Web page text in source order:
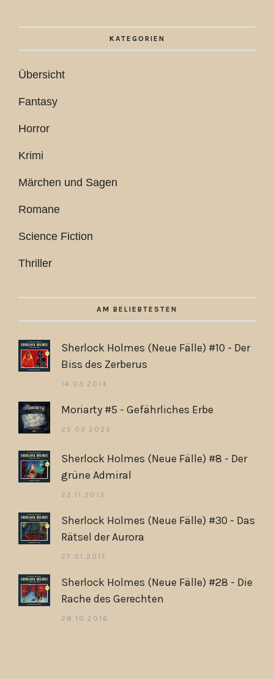
KATEGORIEN
Übersicht
Fantasy
Horror
Krimi
Märchen und Sagen
Romane
Science Fiction
Thriller
AM BELIEBTESTEN
Sherlock Holmes (Neue Fälle) #10 - Der
Biss des Zerberus
14.03.2014
Moriarty #5 - Gefährliches Erbe
25.03.2022
Sherlock Holmes (Neue Fälle) #8 - Der
grüne Admiral
22.11.2013
Sherlock Holmes (Neue Fälle) #30 - Das
Rätsel der Aurora
27.01.2017
Sherlock Holmes (Neue Fälle) #28 - Die
Rache des Gerechten
28.10.2016